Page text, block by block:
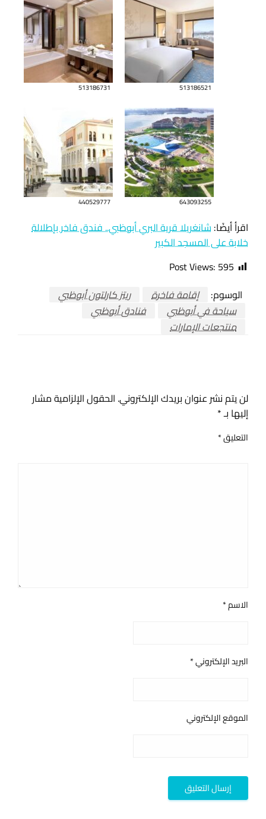
513186731 513186521
440529777 643093255
اقرأ أيضًا: شانغريلا قرية البري أبوظبي.. فندق فاخر بإطلالة
خلابة على المسجد الكبير
Post Views: 595
الوسوم:
إقامة فاخرة
ريتز كارلتون أبوظبي
سياحة في أبوظبي
فنادق أبوظبي
منتجعات الإمارات
لن يتم نشر عنوان بريدك الإلكتروني. الحقول الإلزامية مشار
إليها بـ*
التعليق*
الاسم*
البريد الإلكتروني*
الموقع الإلكتروني